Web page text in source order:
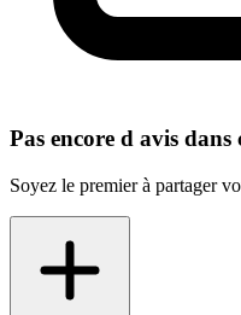
Pas encore d avis dans
Soyez le premier à partager